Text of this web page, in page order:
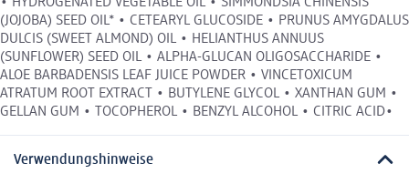
• HYDROGENATED VEGETABLE OIL • SIMMONDSIA CHINENSIS
(JOJOBA) SEED OIL* • CETEARYL GLUCOSIDE • PRUNUS AMYGDALUS
DULCIS (SWEET ALMOND) OIL • HELIANTHUS ANNUUS
(SUNFLOWER) SEED OIL • ALPHA-GLUCAN OLIGOSACCHARIDE •
ALOE BARBADENSIS LEAF JUICE POWDER • VINCETOXICUM
ATRATUM ROOT EXTRACT • BUTYLENE GLYCOL • XANTHAN GUM •
GELLAN GUM • TOCOPHEROL • BENZYL ALCOHOL • CITRIC ACID•
Verwendungshinweise